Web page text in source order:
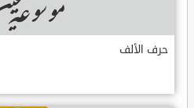
حرف الألف